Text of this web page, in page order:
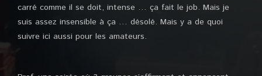
carré comme il se doit, intense … ça fait le job. Mais je
suis assez insensible à ça … désolé. Mais y a de quoi
suivre ici aussi pour les amateurs.